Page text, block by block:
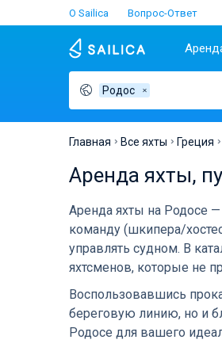
О Sailica Вопрос-Ответ
Греция
Италия
Сплит
Родос
Главная Все яхты Греция
Аренда яхты,
Аренда яхты на Родосе
команду (шкипера/
управлять судном. В
яхтсменов, которые не
Воспользовавшись
береговую линию, но и
Родосе для вашего